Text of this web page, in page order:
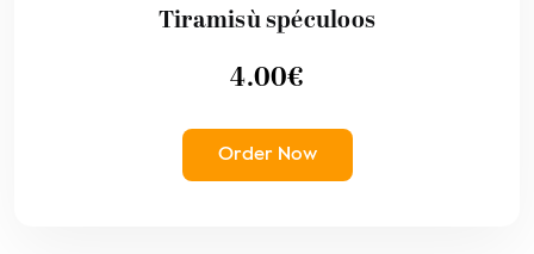
Tiramisù spéculoos
4.00€
Order Now